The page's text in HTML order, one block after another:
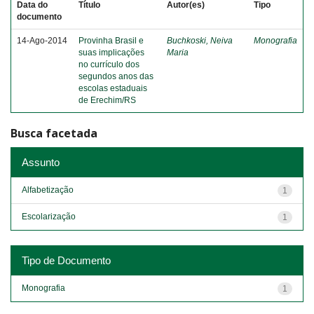
Data do
documento
Título Autor(es) Tipo
14-Ago-2014
Provinha Brasil e
suas implicações
no currículo dos
segundos anos das
escolas estaduais
de Erechim/RS
Buchkoski, Neiva
Maria
Monografia
Busca facetada
Assunto
1
Alfabetização
1
Escolarização
Tipo de Documento
1
Monografia